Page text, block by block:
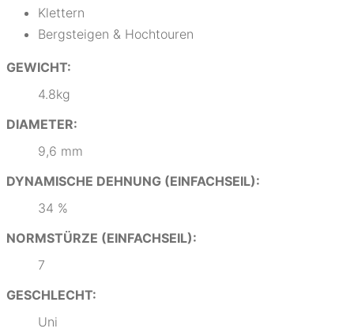
Klettern
Bergsteigen & Hochtouren
GEWICHT:
4.8kg
DIAMETER:
9,6 mm
DYNAMISCHE DEHNUNG (EINFACHSEIL):
34 %
NORMSTÜRZE (EINFACHSEIL):
7
GESCHLECHT:
Uni